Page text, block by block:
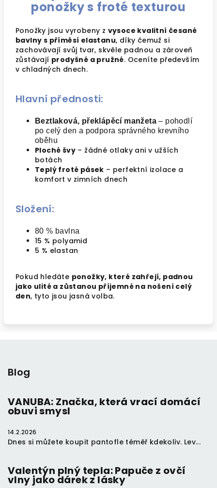
ponožky s froté texturou
Ponožky jsou vyrobeny z vysoce kvalitní česané
bavlny s příměsí elastanu, díky čemuž si
zachovávají svůj tvar, skvěle padnou a zároveň
zůstávají prodyšné a pružné. Oceníte především
v chladných dnech.
Hlavní přednosti:
Beztlaková, překlápěcí manžeta – pohodlí
po celý den a podpora správného krevního
oběhu
Ploché švy – žádné otlaky ani v užších
botách
Teplý froté pásek – perfektní izolace a
komfort v zimních dnech
Složení:
80 % bavlna
15 % polyamid
5 % elastan
Pokud hledáte ponožky, které zahřejí, padnou
jako ulité a zůstanou příjemné na nošení celý
den, tyto jsou jasná volba.
Blog
VANUBA: Značka, která vrací domácí
obuvi smysl
14.2.2026
Dnes si můžete koupit pantofle téměř kdekoliv. Lev...
Valentýn plný tepla: Papuče z ovčí
vlny jako dárek z lásky